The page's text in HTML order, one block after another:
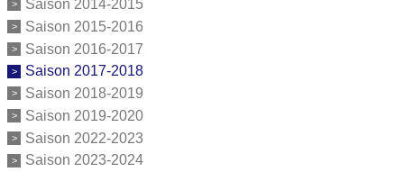
Saison 2014-2015
Saison 2015-2016
Saison 2016-2017
Saison 2017-2018
Saison 2018-2019
Saison 2019-2020
Saison 2022-2023
Saison 2023-2024